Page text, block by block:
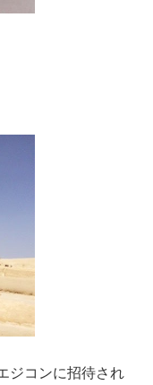
ジコンに招待され